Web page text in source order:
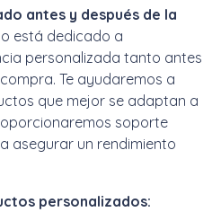
antes y después de la
está dedicado a
personalizada tanto antes
Te ayudaremos a
que mejor se adaptan a
soporte
asegurar un rendimiento
personalizados: